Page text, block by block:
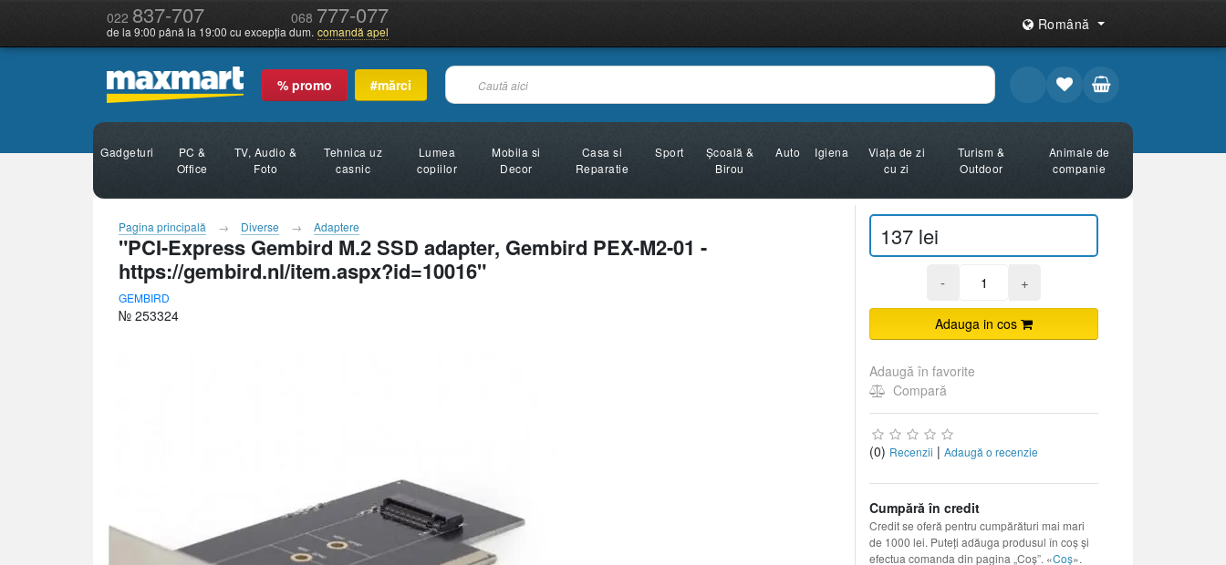
022 837-707 068 777-077
de la 9:00 până la 19:00 cu excepția dum. comandă apel Română
% promo #mărci
Gadgeturi
PC &
Office
TV, Audio &
Foto
Tehnica uz
casnic
Lumea
copiilor
Mobila si
Decor
Casa si
Reparatie
Sport
Şcoală &
Birou
Auto Igiena
Viața de zi
cu zi
Turism &
Outdoor
Animale de
companie
Pagina principală Diverse Adaptere
"PCI-Express Gembird M.2 SSD adapter, Gembird PEX-M2-01 -
https://gembird.nl/item.aspx?id=10016"
GEMBIRD
№ 253324
137 lei
- +
Adauga in cos
Adaugă în favorite
Compară
(0) Recenzii | Adaugă o recenzie
Cumpără în credit
Credit se oferă pentru cumpărături mai mari
de 1000 lei. Puteți adăuga produsul în coș și
efectua comanda din pagina „Coș”. «Coș».